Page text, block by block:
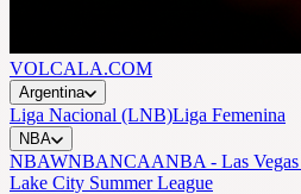
VOLCALA.COM
Argentina
Liga Nacional (LNB)Liga Femenina
NBA
NBAWNBANCAANBA - Las
Lake City Summer League